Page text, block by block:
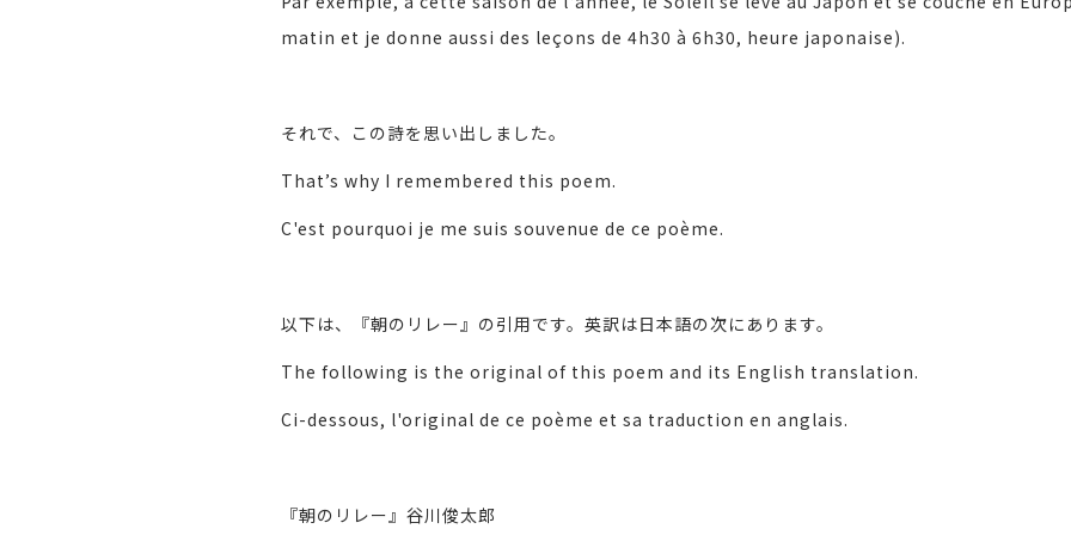
matin et je donne aussi des leçons de 4h30 à 6h30, heure japonaise).
それで、この詩を思い出しました。
That’s why I remembered this poem.
C'est pourquoi je me suis souvenue de ce poème.
以下は、『朝のリレー』の引用です。英訳は日本語の次にあります。
The following is the original of this poem and its English translation.
Ci-dessous, l'original de ce poème et sa traduction en anglais.
『朝のリレー』谷川俊太郎